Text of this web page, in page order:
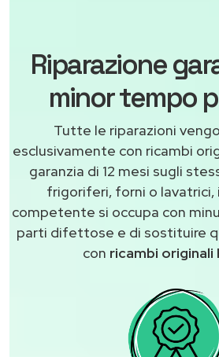
Riparazione
minor tempo
Tutte le riparazioni
esclusivamente con ricambi
garanzia di 12 mesi sugli
frigoriferi, forni o
competente si occupa con
parti difettose e di sostituire
con ricambi originali